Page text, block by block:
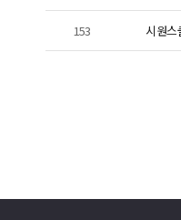
153 시원스